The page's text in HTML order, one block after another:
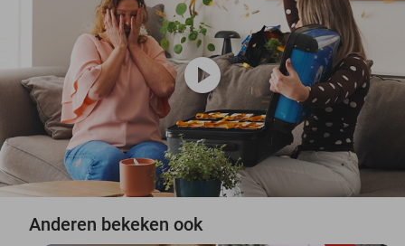
play_circle
Anderen bekeken ook